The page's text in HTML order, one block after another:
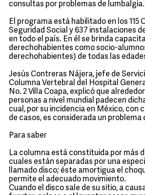
consultas por problemas de lumbalgia.
El programa está habilitado en los 115
Seguridad Social y 637 instalaciones
en todo el país. En él se brinda
derechohabientes como socio-
derechohabientes) de todas las
Jesús Contreras Nájera, jefe de
Columna Vertebral del Hospital
No. 2 Villa Coapa, explicó que
personas a nivel mundial padecen
cual, por su incidencia en México, con
de casos, es considerada un problema
Para saber
La columna está constituida por más
cuales están separadas por una
llamado disco; éste amortigua el
permite el adecuado movimiento.
Cuando el disco sale de su sitio, a